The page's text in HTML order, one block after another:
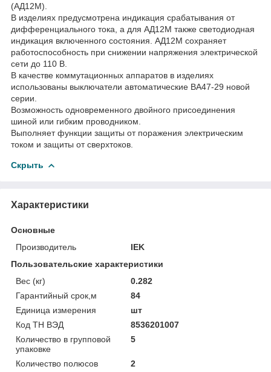
(АД12М).
В изделиях предусмотрена индикация срабатывания от
дифференциального тока, а для АД12М также светодиодная
индикация включенного состояния. АД12М сохраняет
работоспособность при снижении напряжения электрической
сети до 110 В.
В качестве коммутационных аппаратов в изделиях
использованы выключатели автоматические ВА47-29 новой
серии.
Возможность одновременного двойного присоединения
шиной или гибким проводником.
Выполняет функции защиты от поражения электрическим
током и защиты от сверхтоков.
Скрыть
Характеристики
Основные
Производитель
IEK
Пользовательские характеристики
Вес (кг)
0.282
Гарантийный срок,м
84
Единица измерения
шт
Код ТН ВЭД
8536201007
Количество в групповой
упаковке
5
Количество полюсов
2